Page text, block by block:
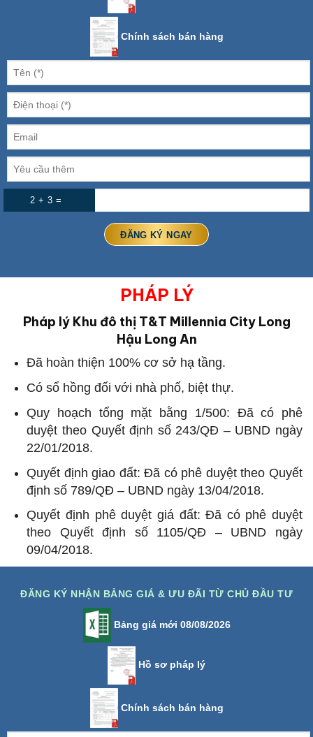
Chính sách bán hàng
2 + 3 =
PHÁP LÝ
Pháp lý Khu đô thị T&T Millennia City Long
Hậu Long An
Đã hoàn thiện 100% cơ sở hạ tầng.
Có sổ hồng đối với nhà phố, biệt thự.
Quy hoạch tổng mặt bằng 1/500: Đã có phê
duyệt theo Quyết định số 243/QĐ – UBND ngày
22/01/2018.
Quyết định giao đất: Đã có phê duyệt theo Quyết
định số 789/QĐ – UBND ngày 13/04/2018.
Quyết định phê duyệt giá đất: Đã có phê duyệt
theo Quyết định số 1105/QĐ – UBND ngày
09/04/2018.
ĐĂNG KÝ NHẬN BẢNG GIÁ & ƯU ĐÃI TỪ CHỦ ĐẦU TƯ
Bảng giá mới 08/08/2026
Hồ sơ pháp lý
Chính sách bán hàng